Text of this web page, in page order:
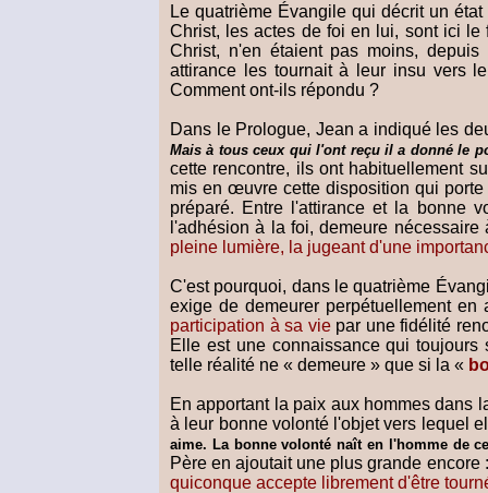
Le quatrième Évangile qui décrit un
Christ, les actes de foi en lui, sont ici
Christ, n'en étaient pas moins,
attirance les tournait à leur insu vers
Comment ont-ils répondu ?
Dans le Prologue, Jean a indiqué les
Mais à tous ceux qui l'ont reçu il a donné le
cette rencontre, ils ont habituellement
mis en œuvre cette disposition qui
préparé. Entre l'attirance et la bonne
l'adhésion à la foi, demeure
pleine lumière, la jugeant d'une
C'est pourquoi, dans le quatrième
exige de demeurer perpétuellement
participation à sa viepar une fidélité
Elle est une connaissance qui
telle réalité ne « demeure » que si la «
En apportant la paix aux hommes dans
à leur bonne volonté l'objet vers lequel
aime. La bonne volonté naît en l'homme de
Père en ajoutait une plus grande encore
quiconque accepte librement d'être